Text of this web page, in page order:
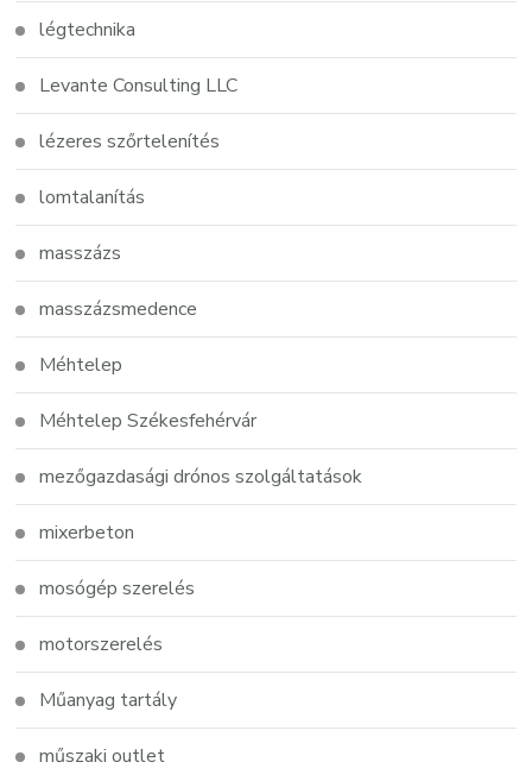
légtechnika
Levante Consulting LLC
lézeres szőrtelenítés
lomtalanítás
masszázs
masszázsmedence
Méhtelep
Méhtelep Székesfehérvár
mezőgazdasági drónos szolgáltatások
mixerbeton
mosógép szerelés
motorszerelés
Műanyag tartály
műszaki outlet